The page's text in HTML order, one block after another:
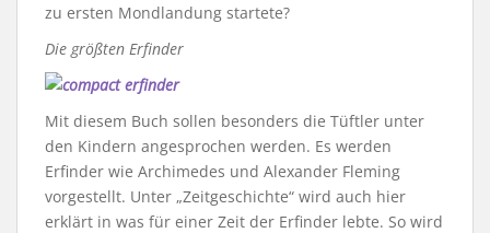
zu ersten Mondlandung startete?
Die größten Erfinder
Mit diesem Buch sollen besonders die Tüftler unter
den Kindern angesprochen werden. Es werden
Erfinder wie Archimedes und Alexander Fleming
vorgestellt. Unter „Zeitgeschichte“ wird auch hier
erklärt in was für einer Zeit der Erfinder lebte. So wird